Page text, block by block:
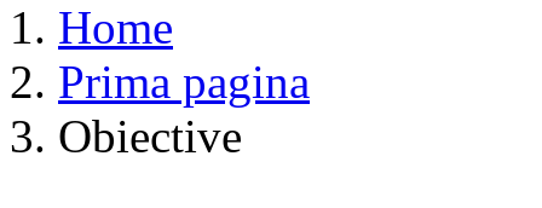
Home
Prima pagina
Obiective